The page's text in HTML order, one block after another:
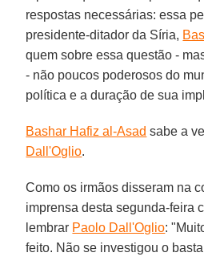
respostas necessárias: essa
presidente-ditador da Síria,
quem sobre essa questão -
- não poucos poderosos do
política e a duração de sua
Bashar Hafiz al-Asad sabe a
Dall'Oglio.
Como os irmãos disseram na
imprensa desta segunda-feira
lembrar Paolo Dall'Oglio:
feito. Não se investigou o